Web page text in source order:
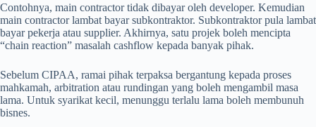
Contohnya, main contractor tidak dibayar oleh developer. Kemudian
main contractor lambat bayar subkontraktor. Subkontraktor pula lambat
bayar pekerja atau supplier. Akhirnya, satu projek boleh mencipta
“chain reaction” masalah cashflow kepada banyak pihak.
Sebelum CIPAA, ramai pihak terpaksa bergantung kepada proses
mahkamah, arbitration atau rundingan yang boleh mengambil masa
lama. Untuk syarikat kecil, menunggu terlalu lama boleh membunuh
bisnes.